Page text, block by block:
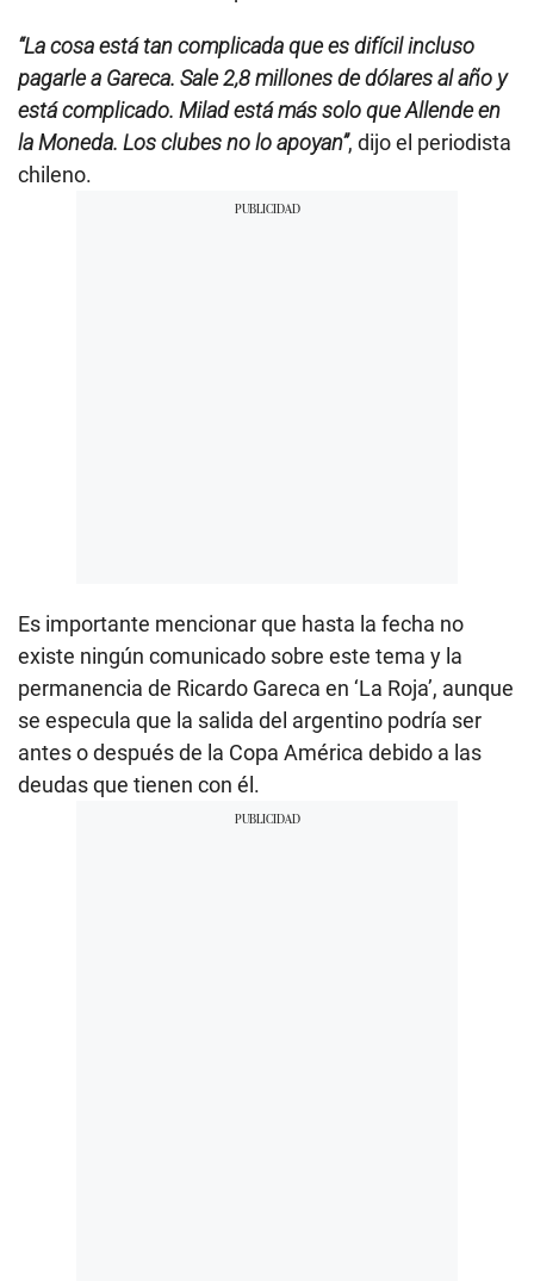
“La cosa está tan complicada que es difícil incluso
pagarle a Gareca. Sale 2,8 millones de dólares al año y
está complicado. Milad está más solo que Allende en
la Moneda. Los clubes no lo apoyan”, dijo el periodista
chileno.
Es importante mencionar que hasta la fecha no
existe ningún comunicado sobre este tema y la
permanencia de Ricardo Gareca en ‘La Roja’, aunque
se especula que la salida del argentino podría ser
antes o después de la Copa América debido a las
deudas que tienen con él.